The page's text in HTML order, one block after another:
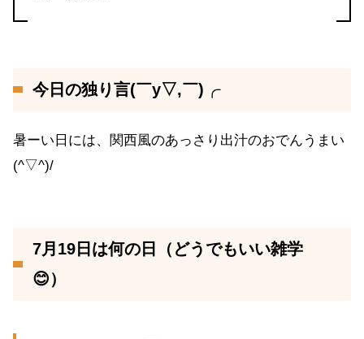
今日の独り言(￣y▽,￣)╭
暑ーい日には、関西風のあっさり出汁のおでんうまい
(^▽^)/
7月19日は何の日（どうでもいい雑学
😊）